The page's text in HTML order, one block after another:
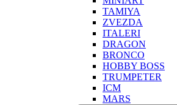
TAMIYA
ZVEZDA
ITALERI
DRAGON
BRONCO
HOBBY BOSS
TRUMPETER
ICM
MARS